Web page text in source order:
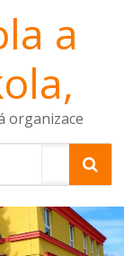
a
organizace